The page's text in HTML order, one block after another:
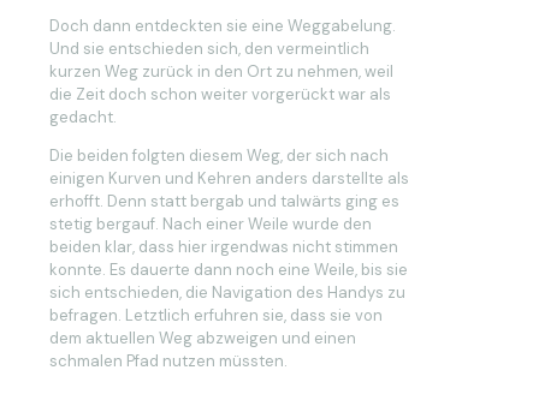
Doch dann entdeckten sie eine Weggabelung.
Und sie entschieden sich, den vermeintlich
kurzen Weg zurück in den Ort zu nehmen, weil
die Zeit doch schon weiter vorgerückt war als
gedacht.
Die beiden folgten diesem Weg, der sich nach
einigen Kurven und Kehren anders darstellte als
erhofft. Denn statt bergab und talwärts ging es
stetig bergauf. Nach einer Weile wurde den
beiden klar, dass hier irgendwas nicht stimmen
konnte. Es dauerte dann noch eine Weile, bis sie
sich entschieden, die Navigation des Handys zu
befragen. Letztlich erfuhren sie, dass sie von
dem aktuellen Weg abzweigen und einen
schmalen Pfad nutzen müssten.